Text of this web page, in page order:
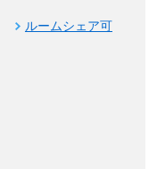
ルームシェア可